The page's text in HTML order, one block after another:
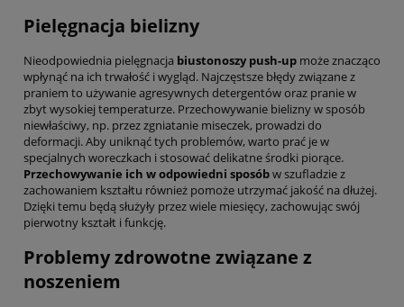
Pielęgnacja bielizny
Nieodpowiednia pielęgnacja biustonoszy push-up może znacząco
wpłynąć na ich trwałość i wygląd. Najczęstsze błędy związane z
praniem to używanie agresywnych detergentów oraz pranie w
zbyt wysokiej temperaturze. Przechowywanie bielizny w sposób
niewłaściwy, np. przez zgniatanie miseczek, prowadzi do
deformacji. Aby uniknąć tych problemów, warto prać je w
specjalnych woreczkach i stosować delikatne środki piorące.
Przechowywanie ich w odpowiedni sposóbw szufladzie z
zachowaniem kształtu również pomoże utrzymać jakość na dłużej.
Dzięki temu będą służyły przez wiele miesięcy, zachowując swój
pierwotny kształt i funkcję.
Problemy zdrowotne związane z
noszeniem